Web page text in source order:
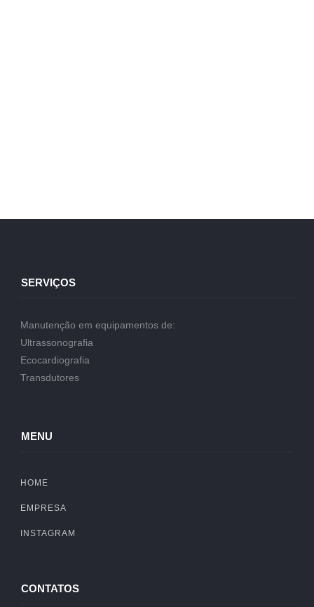
SERVIÇOS
Manutenção em equipamentos de:
Ultrassonografia
Ecocardiografia
Transdutores
MENU
HOME
EMPRESA
INSTAGRAM
CONTATOS